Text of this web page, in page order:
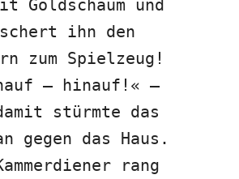
Goldschaum und
ihn den
zum Spielzeug!
– hinauf!« –
stürmte das
gegen das Haus.
rang